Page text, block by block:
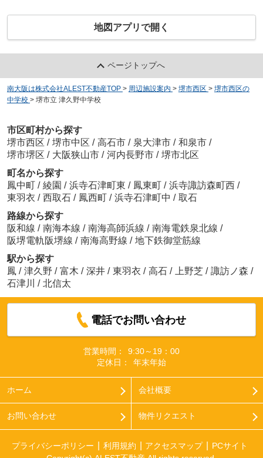
地図アプリで開く
ページトップへ
南大阪は株式会社ALEST不動産TOP > 周辺施設案内 > 堺市西区 > 堺市西区の
中学校 > 堺市立 津久野中学校
市区町村から探す
堺市西区 / 堺市中区 / 高石市 / 泉大津市 / 和泉市 /
堺市堺区 / 大阪狭山市 / 河内長野市 / 堺市北区
町名から探す
鳳中町 / 綾園 / 浜寺石津町東 / 鳳東町 / 浜寺諏訪森町西 /
東羽衣 / 西取石 / 鳳西町 / 浜寺石津町中 / 取石
路線から探す
阪和線 / 南海本線 / 南海高師浜線 / 南海電鉄泉北線 /
阪堺電軌阪堺線 / 南海高野線 / 地下鉄御堂筋線
駅から探す
鳳 / 津久野 / 富木 / 深井 / 東羽衣 / 高石 / 上野芝 / 諏訪ノ森 /
石津川
/ 北信太
電話でお問い合わせ
営業時間：
9:30～19：00
定休日：
年末年始
ホーム 会社概要
お問い合わせ 物件リクエスト
プライバシーポリシー 利用規約 アクセスマップ
PCサイト